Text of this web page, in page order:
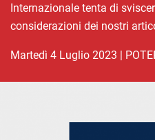
Internazionale tenta di
considerazioni dei nostri
martedì 4 Luglio 2023 |